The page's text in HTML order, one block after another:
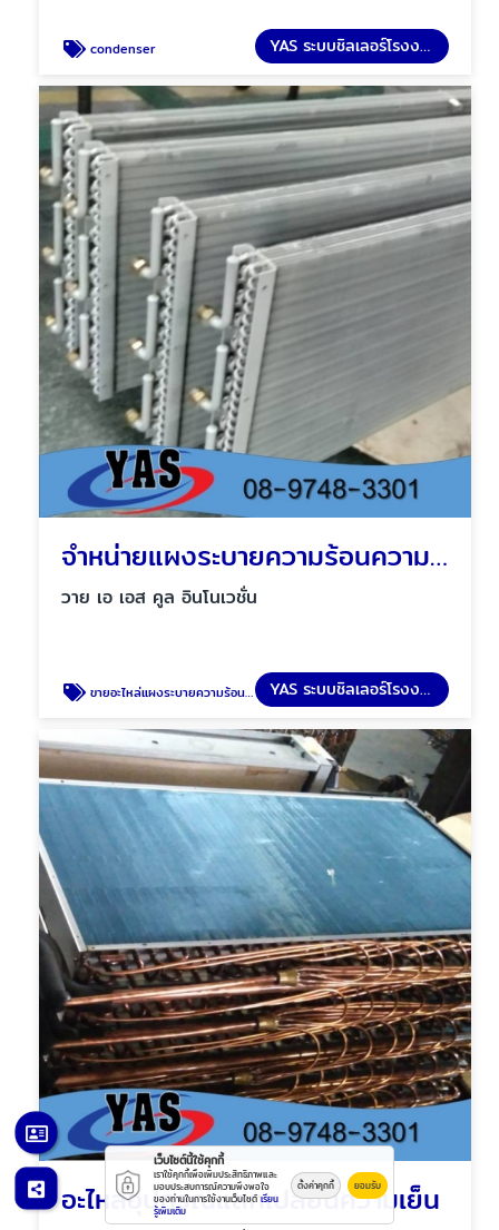
condenser YAS ระบบชิลเลอร์โรงงาน
จำหน่ายแผงระบายความร้อนความเย็น
วาย เอ เอส คูล อินโนเวชั่น
ขายอะไหล่แผงระบายความร้อนความเย็น YAS ระบบชิลเลอร์โรงงาน
อะไหล่อุปกรณ์แลกเปลี่ยนความเย็น
เว็บไซต์นี้ใช้คุกกี้
เราใช้คุกกี้เพื่อเพิ่มประสิทธิภาพและ
มอบประสบการณ์ความพึงพอใจ
ของท่านในการใช้งานเว็บไซต์ เรียน
รู้เพิ่มเติม
ตั้งค่าคุกกี้ ยอมรับ